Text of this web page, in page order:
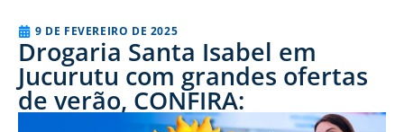
9 DE FEVEREIRO DE 2025
Drogaria Santa Isabel em
Jucurutu com grandes ofertas
de verão, CONFIRA: